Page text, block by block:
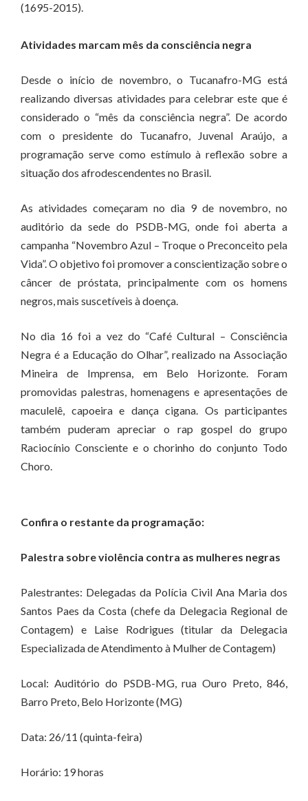
(1695-2015).
Atividades marcam mês da consciência negra
Desde o início de novembro, o Tucanafro-MG está
realizando diversas atividades para celebrar este que é
considerado o “mês da consciência negra”. De acordo
com o presidente do Tucanafro, Juvenal Araújo, a
programação serve como estímulo à reflexão sobre a
situação dos afrodescendentes no Brasil.
As atividades começaram no dia 9 de novembro, no
auditório da sede do PSDB-MG, onde foi aberta a
campanha “Novembro Azul – Troque o Preconceito pela
Vida”. O objetivo foi promover a conscientização sobre o
câncer de próstata, principalmente com os homens
negros, mais suscetíveis à doença.
No dia 16 foi a vez do “Café Cultural – Consciência
Negra é a Educação do Olhar”, realizado na Associação
Mineira de Imprensa, em Belo Horizonte. Foram
promovidas palestras, homenagens e apresentações de
maculelê, capoeira e dança cigana. Os participantes
também puderam apreciar o rap gospel do grupo
Raciocínio Consciente e o chorinho do conjunto Todo
Choro.
Confira o restante da programação:
Palestra sobre violência contra as mulheres negras
Palestrantes: Delegadas da Polícia Civil Ana Maria dos
Santos Paes da Costa (chefe da Delegacia Regional de
Contagem) e Laise Rodrigues (titular da Delegacia
Especializada de Atendimento à Mulher de Contagem)
Local: Auditório do PSDB-MG, rua Ouro Preto, 846,
Barro Preto, Belo Horizonte (MG)
Data: 26/11 (quinta-feira)
Horário: 19 horas